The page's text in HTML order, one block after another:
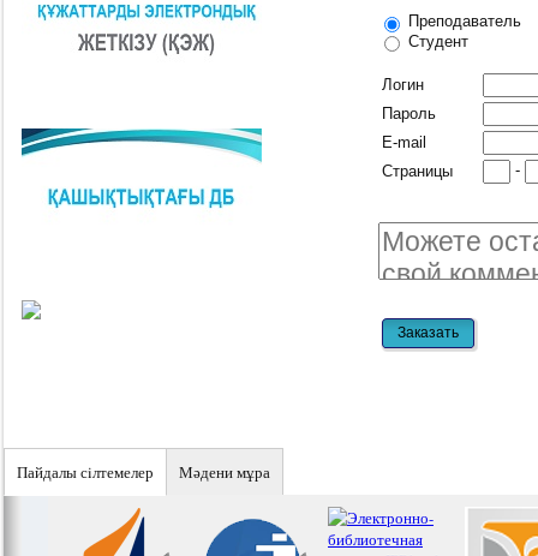
Преподаватель
Студент
Логин
Пароль
E-mail
Страницы
-
Пайдалы сiлтемелер Мәдени мұра